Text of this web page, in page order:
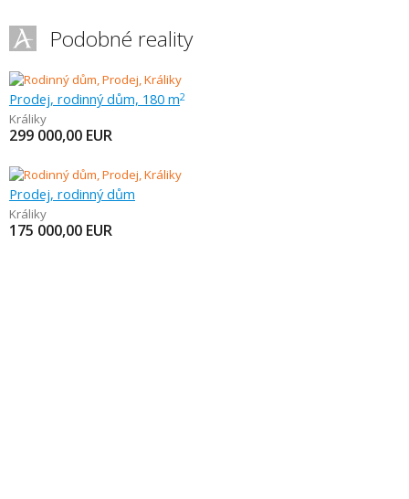
Podobné reality
Prodej, rodinný dům, 180 m2
Králiky
299 000,00 EUR
Prodej, rodinný dům
Králiky
175 000,00 EUR